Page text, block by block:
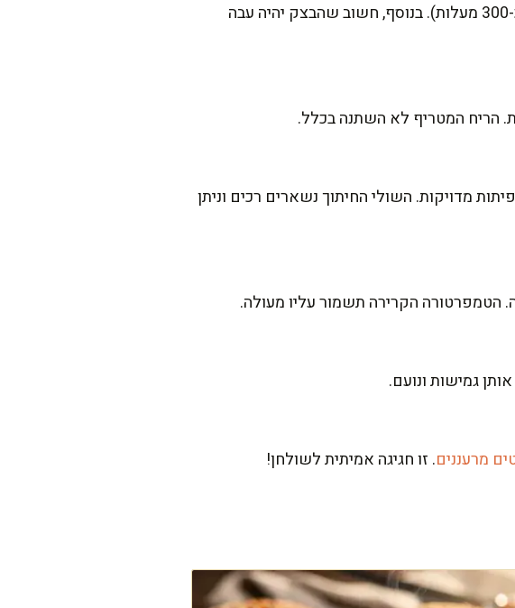
ייתכן שהטאבון לא חם מספיק. שימו לב שהטאבון מחומם לטמפרטורה גבוהה (כ-300 מעלות). בנוסף, חשוב שהבצק יהיה עבה
הריח המטריף לא השתנה בכלל.
מדויקות. השולי החיתוך נשארים רכים וניתן
הקרירה תשמור עליו מעולה.
גמישות ונועם.
מרעננים. זו חגיגה אמיתית לשולחן!